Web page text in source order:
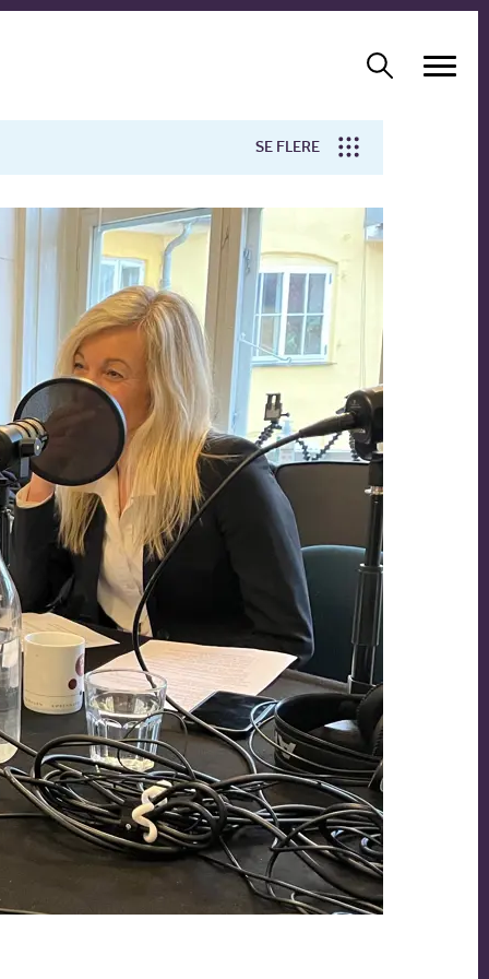
SE FLERE
Arbejdsmiljø
Forskning